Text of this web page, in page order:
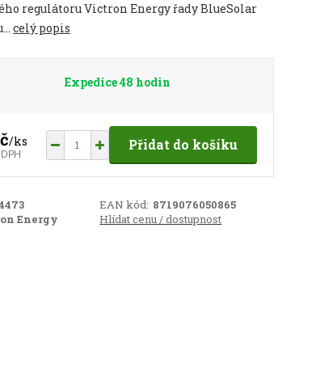
regulátoru Victron Energy řady BlueSolar
celý popis
Expedice 48 hodin
/ks Přidat do košíku
EAN kód: 8719076050865
Energy Hlídat cenu / dostupnost